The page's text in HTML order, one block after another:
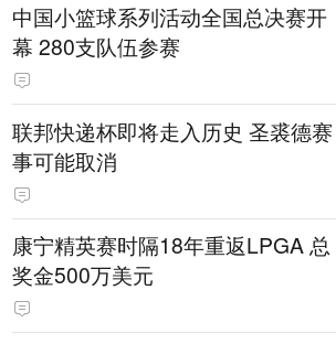
中国小篮球系列活动全国总决赛开
幕 280支队伍参赛
联邦快递杯即将走入历史 圣裘德赛
事可能取消
康宁精英赛时隔18年重返LPGA 总
奖金500万美元